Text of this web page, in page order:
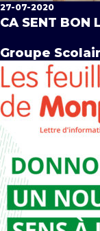
27-07-2020
CA SENT BON
Groupe